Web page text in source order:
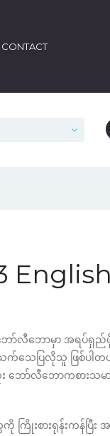
CONTACT
ဘော်လီဘောမှာ အရ
ေပြလိုသူ ဖြစ်ပါတယ်။
ာ်လီဘောကစားသမား
ြိုးစားရုန်းကန်ပြီး